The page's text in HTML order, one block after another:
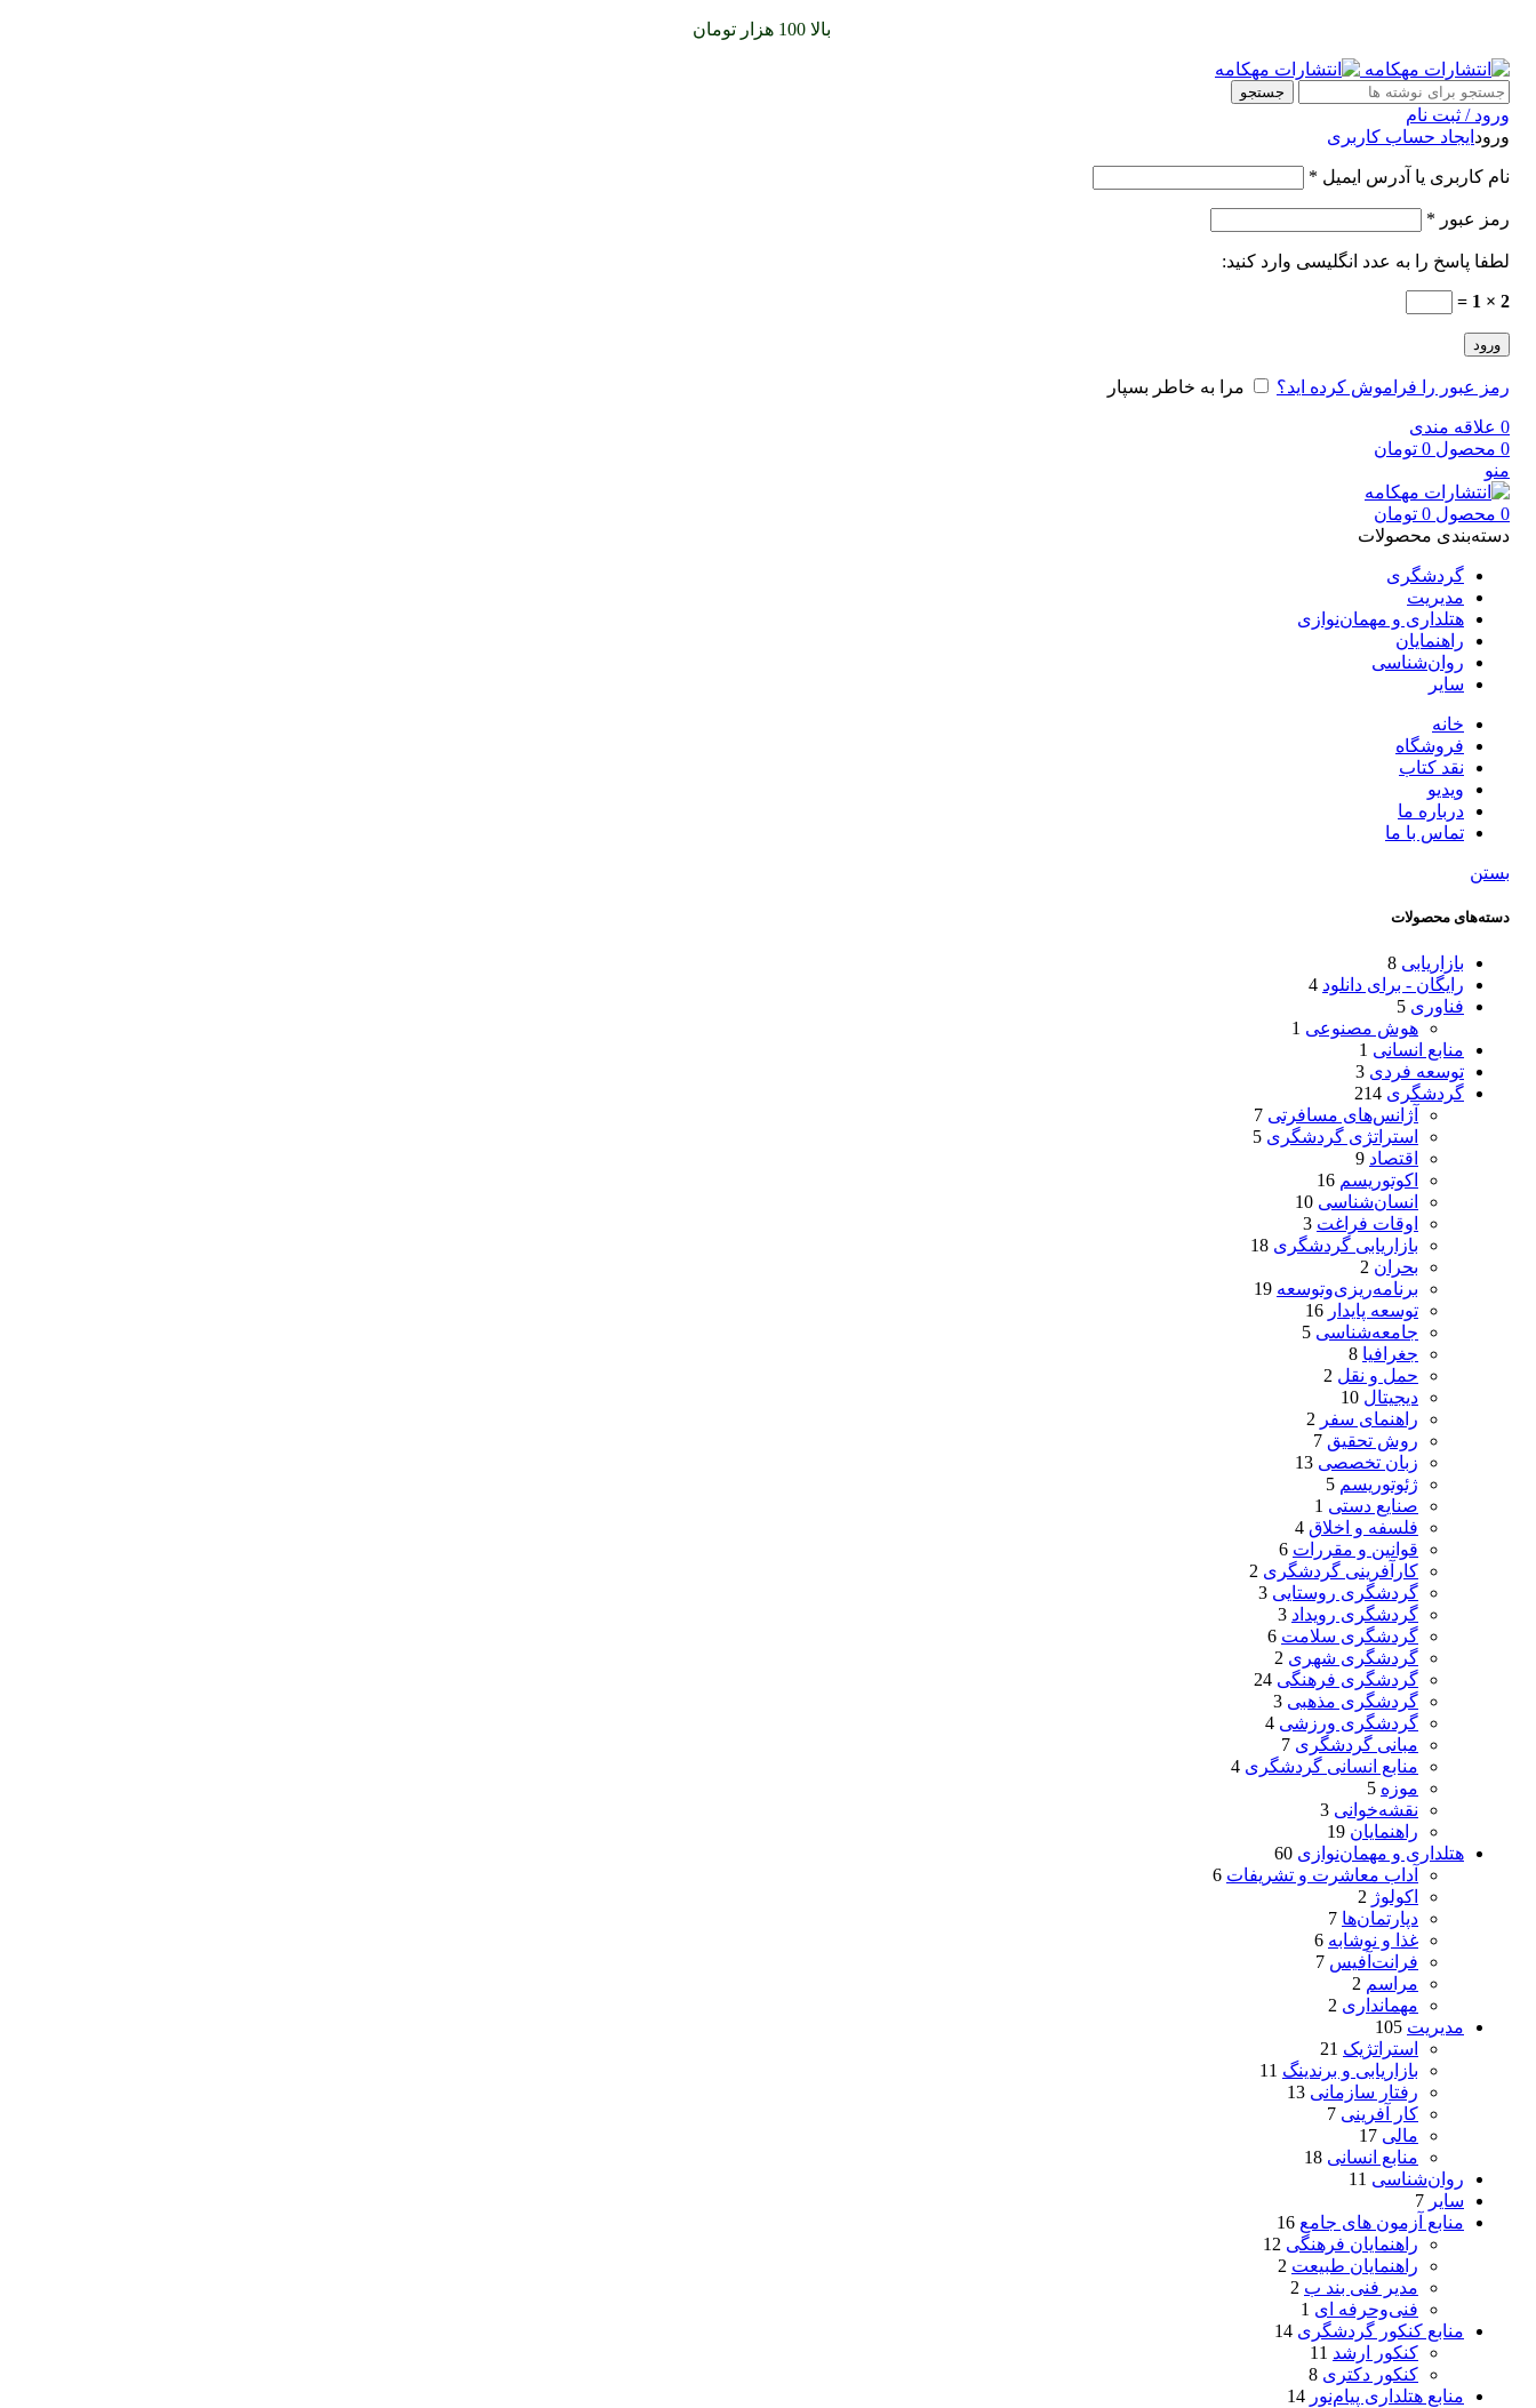
بالا 100 هزار تومان
جستجو
ورود / ثبت نام
ورود ایجاد حساب کاربری
نام کاربری یا آدرس ایمیل *
رمز عبور *
لطفا پاسخ را به عدد انگلیسی وارد کنید:
2 × 1 =
ورود
رمز عبور را فراموش کرده اید؟ مرا به خاطر بسپار
0 علاقه مندی
0 محصول 0 تومان
منو
0 محصول 0 تومان
دسته‌بندی محصولات
گردشگری
مدیریت
هتلداری و مهمان‌نوازی
راهنمایان
روان‌شناسی
سایر
خانه
فروشگاه
نقد کتاب
ویدیو
درباره‌ ما
تماس با ما
بستن
دسته‌های محصولات
بازاریابی 8
رایگان - برای دانلود 4
فناوری 5
هوش مصنوعی 1
منابع انسانی 1
توسعه فردی 3
گردشگری 214
آژانس‌های مسافرتی 7
استراتژی گردشگری 5
اقتصاد 9
اکوتوریسم 16
انسان‌شناسی 10
اوقات فراغت 3
بازاریابی گردشگری 18
بحران 2
برنامه‌ریزی‌وتوسعه 19
توسعه پایدار 16
جامعه‌شناسی 5
جغرافیا 8
حمل و نقل 2
دیجیتال 10
راهنمای سفر 2
روش تحقیق 7
زبان تخصصی 13
ژئوتوریسم 5
صنایع دستی 1
فلسفه و اخلاق 4
قوانین و مقررات 6
کارآفرینی گردشگری 2
گردشگری روستایی 3
گردشگری رویداد 3
گردشگری سلامت 6
گردشگری شهری 2
گردشگری فرهنگی 24
گردشگری مذهبی 3
گردشگری ورزشی 4
مبانی گردشگری 7
منابع انسانی گردشگری 4
موزه 5
نقشه‌خوانی 3
راهنمایان 19
هتلداری و مهمان‌نوازی 60
آداب معاشرت و تشریفات 6
اکولوژ 2
دپارتمان‌ها 7
غذا و نوشابه 6
فرانت‌آفیس 7
مراسم 2
مهمانداری 2
مدیریت 105
استراتژیک 21
بازاریابی و برندینگ 11
رفتار سازمانی 13
کار آفرینی 7
مالی 17
منابع انسانی 18
روان‌شناسی 11
سایر 7
منابع آزمون های جامع 16
راهنمایان فرهنگی 12
راهنمایان طبیعت 2
مدیر فنی بند ب 2
فنی‌وحرفه‌ ای 1
منابع کنکور گردشگری 14
کنکور ارشد 11
کنکور دکتری 8
منابع هتلداری پیام‌نور 14